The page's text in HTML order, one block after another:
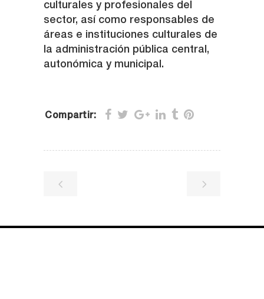
culturales y profesionales del
sector, así como responsables de
áreas e instituciones culturales de
la administración pública central,
autonómica y municipal.
Compartir: